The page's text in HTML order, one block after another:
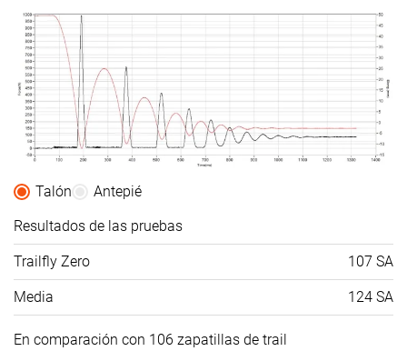
Clasificación Top 29%
Popularidad Top 48%
Talón
Antepié
Resultados de las pruebas
Trailfly Zero 107 SA
Media 124 SA
En comparación con 106 zapatillas de trail